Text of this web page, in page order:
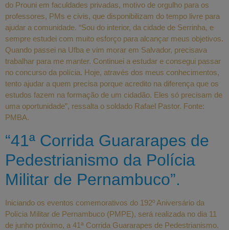
do Prouni em faculdades privadas, motivo de orgulho para os
professores, PMs e civis, que disponibilizam do tempo livre para
ajudar a comunidade. “Sou do interior, da cidade de Serrinha, e
sempre estudei com muito esforço para alcançar meus objetivos.
Quando passei na Ufba e vim morar em Salvador, precisava
trabalhar para me manter. Continuei a estudar e consegui passar
no concurso da polícia. Hoje, através dos meus conhecimentos,
tento ajudar a quem precisa porque acredito na diferença que os
estudos fazem na formação de um cidadão. Eles só precisam de
uma oportunidade”, ressalta o soldado Rafael Pastor. Fonte:
PMBA.
“41ª Corrida Guararapes de
Pedestrianismo da Polícia
Militar de Pernambuco”.
Iniciando os eventos comemorativos do 192º Aniversário da
Polícia Militar de Pernambuco (PMPE), será realizada no dia 11
de junho próximo, a 41ª Corrida Guararapes de Pedestrianismo.